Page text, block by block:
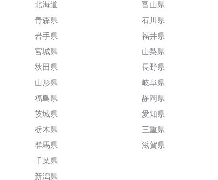
北海道
青森県
岩手県
宮城県
秋田県
山形県
福島県
茨城県
栃木県
群馬県
千葉県
新潟県
富山県
石川県
福井県
山梨県
長野県
岐阜県
静岡県
愛知県
三重県
滋賀県